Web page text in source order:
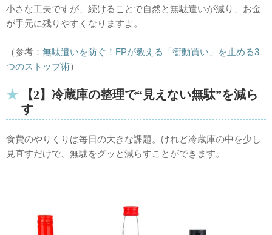
小さな工夫ですが、続けることで自然と無駄遣いが減り、お金
が手元に残りやすくなりますよ。
（参考： 無駄遣いを防ぐ！FPが教える「衝動買い」を止める3
つのストップ術）
【2】冷蔵庫の整理で“見えない無駄”を減ら
す
食費のやりくりは毎日の大きな課題。けれど冷蔵庫の中を少し
見直すだけで、無駄をグッと減らすことができます。